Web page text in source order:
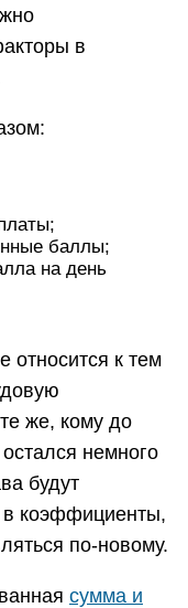
в
баллы;
на день
к тем
же, кому до
немного
будут
в коэффициенты,
по-новому.
сумма и